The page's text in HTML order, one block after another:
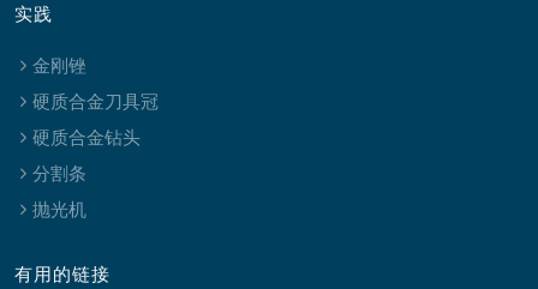
实践
金刚锉
硬质合金刀具冠
硬质合金钻头
分割条
抛光机
有用的链接